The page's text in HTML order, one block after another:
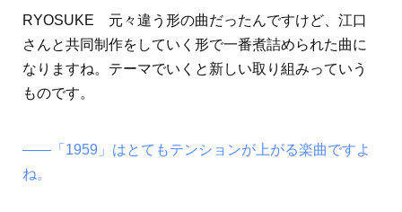
RYOSUKE 元々違う形の曲だったんですけど、江口
さんと共同制作をしていく形で一番煮詰められた曲に
なりますね。テーマでいくと新しい取り組みっていう
ものです。
――「1959」はとてもテンションが上がる楽曲ですよ
ね。